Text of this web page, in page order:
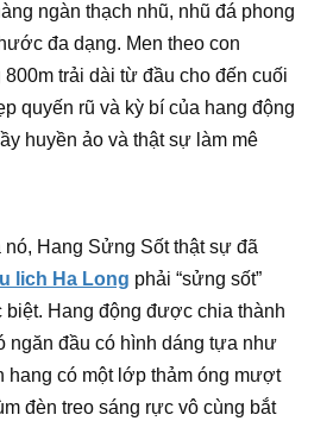
ngàn thạch nhũ, nhũ đá phong
đa dạng. Men theo con
trải dài từ đầu cho đến cuối
quyến rũ và kỳ bí của hang động
huyền ảo và thật sự làm mê
Hang Sửng Sốt thật sự đã
lich Ha Long phải “sửng sốt”
Hang động được chia thành
ngăn đầu có hình dáng tựa như
hang có một lớp thảm óng mượt
đèn treo sáng rực vô cùng bắt